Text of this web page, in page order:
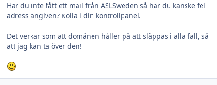
Har du inte fått ett mail från ASLSweden så har du kanske fel
adress angiven? Kolla i din kontrollpanel.
Det verkar som att domänen håller på att släppas i alla fall, så
att jag kan ta över den!